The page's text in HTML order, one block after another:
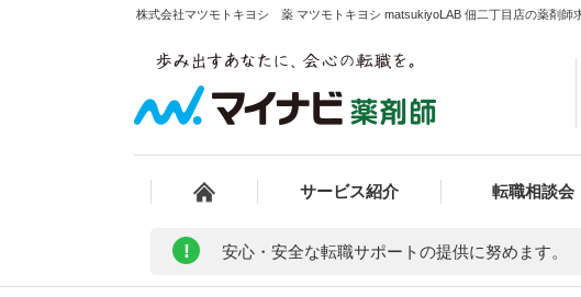
株式会社マツモトキヨシ 薬 マツモトキヨシ matsukiyoLAB 佃二丁目店の薬剤師
サービス紹介 転職相談会
! 安心・安全な転職サポートの提供に努めます。